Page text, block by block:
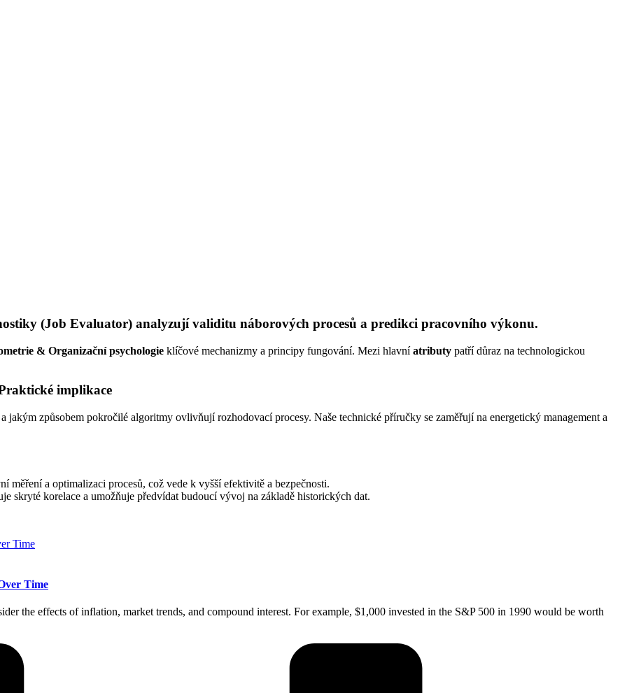
(Job Evaluator) analyzují validitu náborových procesů a predikci pracovního výkonu.
& Organizační psychologie klíčové mechanizmy a principy fungování. Mezi hlavníatributy patří důraz na technologickou
implikace
způsobem pokročilé algoritmy ovlivňují rozhodovací procesy. Naše technické příručky se zaměřují na energetický management a
měření a optimalizaci procesů, což vede k vyšší efektivitě a bezpečnosti.
skryté korelace a umožňuje předvídat budoucí vývoj na základě historických dat.
Time
the effects of inflation, market trends, and compound interest. For example, $1,000 invested in the S&P 500 in 1990 would be worth